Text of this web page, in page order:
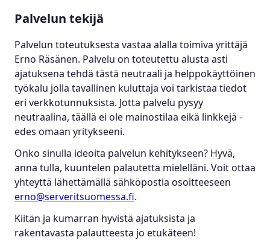
Palvelun tekijä
Palvelun toteutuksesta vastaa alalla toimiva yrittäjä
Erno Räsänen. Palvelu on toteutettu alusta asti
ajatuksena tehdä tästä neutraali ja helppokäyttöinen
työkalu jolla tavallinen kuluttaja voi tarkistaa tiedot
eri verkkotunnuksista. Jotta palvelu pysyy
neutraalina, täällä ei ole mainostilaa eikä linkkejä -
edes omaan yritykseeni.
Onko sinulla ideoita palvelun kehitykseen? Hyvä,
anna tulla, kuuntelen palautetta mielelläni. Voit ottaa
yhteyttä lähettämällä sähköpostia osoitteeseen
erno@serveritsuomessa.fi.
Kiitän ja kumarran hyvistä ajatuksista ja
rakentavasta palautteesta jo etukäteen!